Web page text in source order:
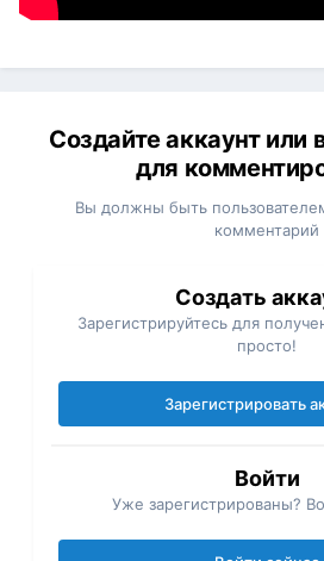
Создайте аккаунт или
для
Вы должны быть
комментарий
Создать
Зарегистрируйтесь для
просто!
Зарегистрировать
Войти
Уже зарегистрированы?